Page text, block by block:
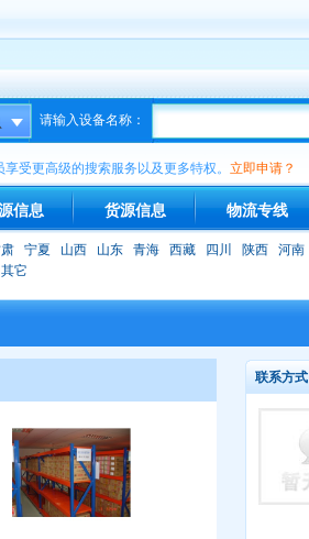
请输入设备名称：
受更高级的搜索服务以及更多特权。 立即申请？
信息 货源信息 物流专线
宁夏 山西 山东 青海 西藏 四川 陕西 河南
其它
联系方式